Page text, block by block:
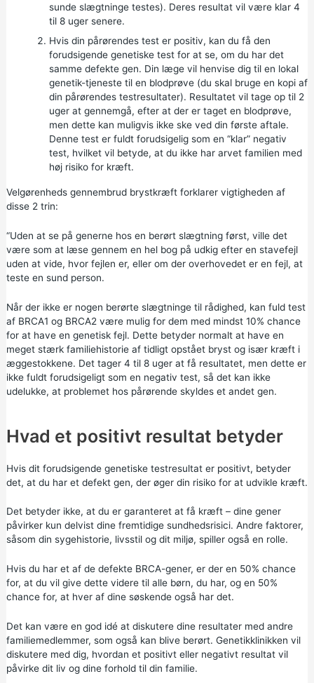
sunde slægtninge testes). Deres resultat vil være klar 4
til 8 uger senere.
Hvis din pårørendes test er positiv, kan du få den
forudsigende genetiske test for at se, om du har det
samme defekte gen. Din læge vil henvise dig til en lokal
genetik-tjeneste til en blodprøve (du skal bruge en kopi af
din pårørendes testresultater). Resultatet vil tage op til 2
uger at gennemgå, efter at der er taget en blodprøve,
men dette kan muligvis ikke ske ved din første aftale.
Denne test er fuldt forudsigelig som en “klar” negativ
test, hvilket vil betyde, at du ikke har arvet familien med
høj risiko for kræft.
Velgørenheds gennembrud brystkræftforklarer vigtigheden af
disse 2 trin:
“Uden at se på generne hos en berørt slægtning først, ville det
være som at læse gennem en hel bog på udkig efter en stavefejl
uden at vide, hvor fejlen er, eller om der overhovedet er en fejl, at
teste en sund person.
Når der ikke er nogen berørte slægtninge til rådighed, kan fuld test
af BRCA1 og BRCA2 være mulig for dem med mindst 10% chance
for at have en genetisk fejl. Dette betyder normalt at have en
meget stærk familiehistorie af tidligt opstået bryst og især kræft i
æggestokkene. Det tager 4 til 8 uger at få resultatet, men dette er
ikke fuldt forudsigeligt som en negativ test, så det kan ikke
udelukke, at problemet hos pårørende skyldes et andet gen.
Hvad et positivt resultat betyder
Hvis dit forudsigende genetiske testresultat er positivt, betyder
det, at du har et defekt gen, der øger din risiko for at udvikle kræft.
Det betyder ikke, at du er garanteret at få kræft – dine gener
påvirker kun delvist dine fremtidige sundhedsrisici. Andre faktorer,
såsom din sygehistorie, livsstil og dit miljø, spiller også en rolle.
Hvis du har et af de defekte BRCA-gener, er der en 50% chance
for, at du vil give dette videre til alle børn, du har, og en 50%
chance for, at hver af dine søskende også har det.
Det kan være en god idé at diskutere dine resultater med andre
familiemedlemmer, som også kan blive berørt. Genetikklinikken vil
diskutere med dig, hvordan et positivt eller negativt resultat vil
påvirke dit liv og dine forhold til din familie.